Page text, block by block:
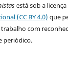
está sob a licença
(CC BY 4.0) que
com
periódico.